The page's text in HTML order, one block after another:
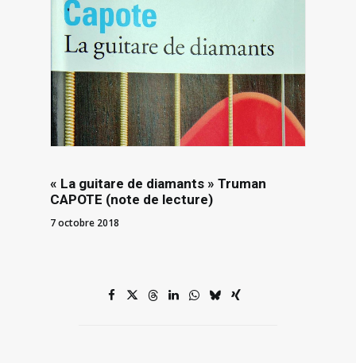
« La guitare de diamants » Truman
CAPOTE (note de lecture)
7 octobre 2018